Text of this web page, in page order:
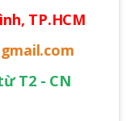
TP.HCM
T2 - CN